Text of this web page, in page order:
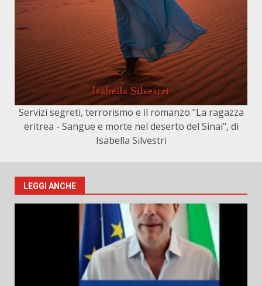
Servizi segreti, terrorismo e il romanzo "La ragazza
eritrea - Sangue e morte nel deserto del Sinai", di
Isabella Silvestri
LEGGI ANCHE